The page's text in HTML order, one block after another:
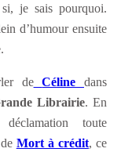
je sais pourquoi.
d’humour ensuite
de Célinedans
Librairie. En
toute
Mort à crédit, ce